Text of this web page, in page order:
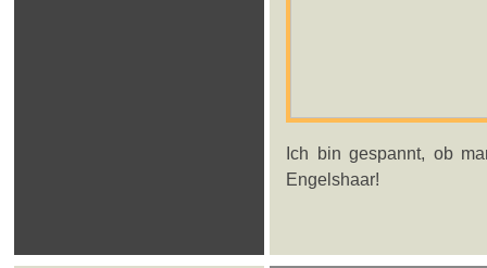
Ich bin gespannt, ob
Engelshaar!